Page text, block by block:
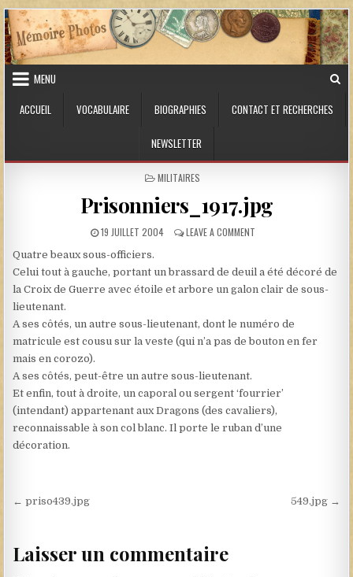
Skip to content
MENU
ACCUEIL
VOCABULAIRE BIOGRAPHIES CONTACT ET RECHERCHES
NEWSLETTER
POSTED IN
MILITAIRES
Prisonniers_1917.jpg
PUBLISHED DATE:
19 JUILLET 2004 LEAVE A COMMENTON
Quatre beaux sous-officiers.
Celui tout à gauche, portant un brassard de deuil a été décoré de
la Croix de Guerre avec étoile et arbore un galon clair de sous-
lieutenant.
A ses côtés, un autre sous-lieutenant, dont le numéro de
matricule est cousu sur la veste (qui n’a pas de bouton en fer
mais en corozo).
A ses côtés, peut-être un autre sous-lieutenant.
Et enfin, tout à droite, un caporal ou sergent ‘fourrier’
(intendant) appartenant aux Dragons (des cavaliers),
reconnaissable à son col blanc. Il porte le ruban d’une
décoration.
Navigation de l’article
← priso439.jpg 549.jpg →
Laisser un commentaire